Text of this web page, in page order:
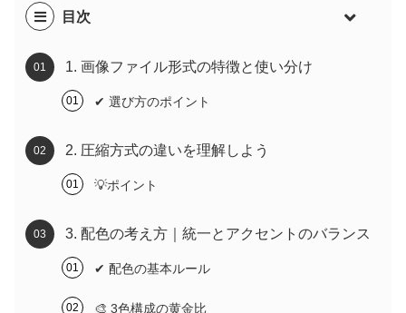
目次
1. 画像ファイル形式の特徴と使い分け
✔ 選び方のポイント
2. 圧縮方式の違いを理解しよう
💡ポイント
3. 配色の考え方｜統一とアクセントのバランス
✔ 配色の基本ルール
🎨 3色構成の黄金比